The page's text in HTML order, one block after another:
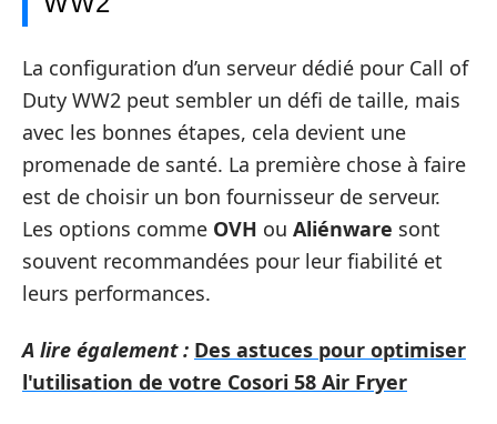
La configuration d’un serveur dédié pour Call of
Duty WW2 peut sembler un défi de taille, mais
avec les bonnes étapes, cela devient une
promenade de santé. La première chose à faire
est de choisir un bon fournisseur de serveur.
Les options comme OVH ou Aliénware sont
souvent recommandées pour leur fiabilité et
leurs performances.
A lire également : Des astuces pour optimiser
l'utilisation de votre Cosori 58 Air Fryer